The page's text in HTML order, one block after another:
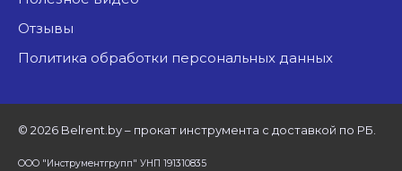
Отзывы
Политика обработки персональных данных
© 2026 Belrent.by – прокат инструмента с доставкой по РБ.
ООО "Инструментгрупп" УНП 191310835